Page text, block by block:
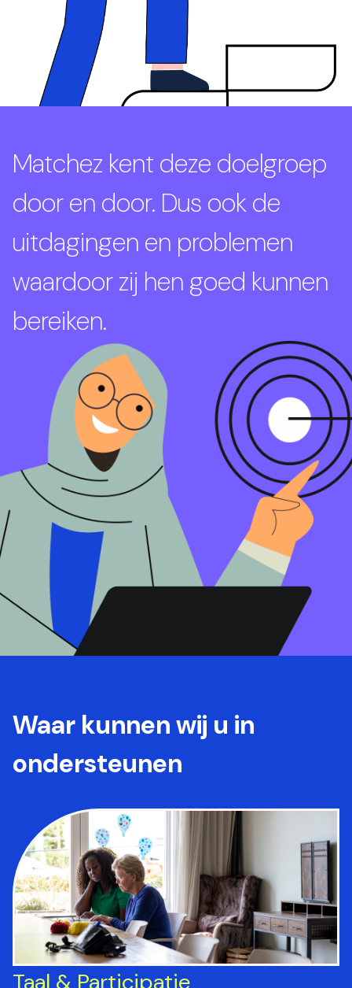
Matchez kent deze doelgroep
door en door. Dus ook de
uitdagingen en problemen
waardoor zij hen goed kunnen
bereiken.
Waar kunnen wij u in
ondersteunen
Taal & Participatie